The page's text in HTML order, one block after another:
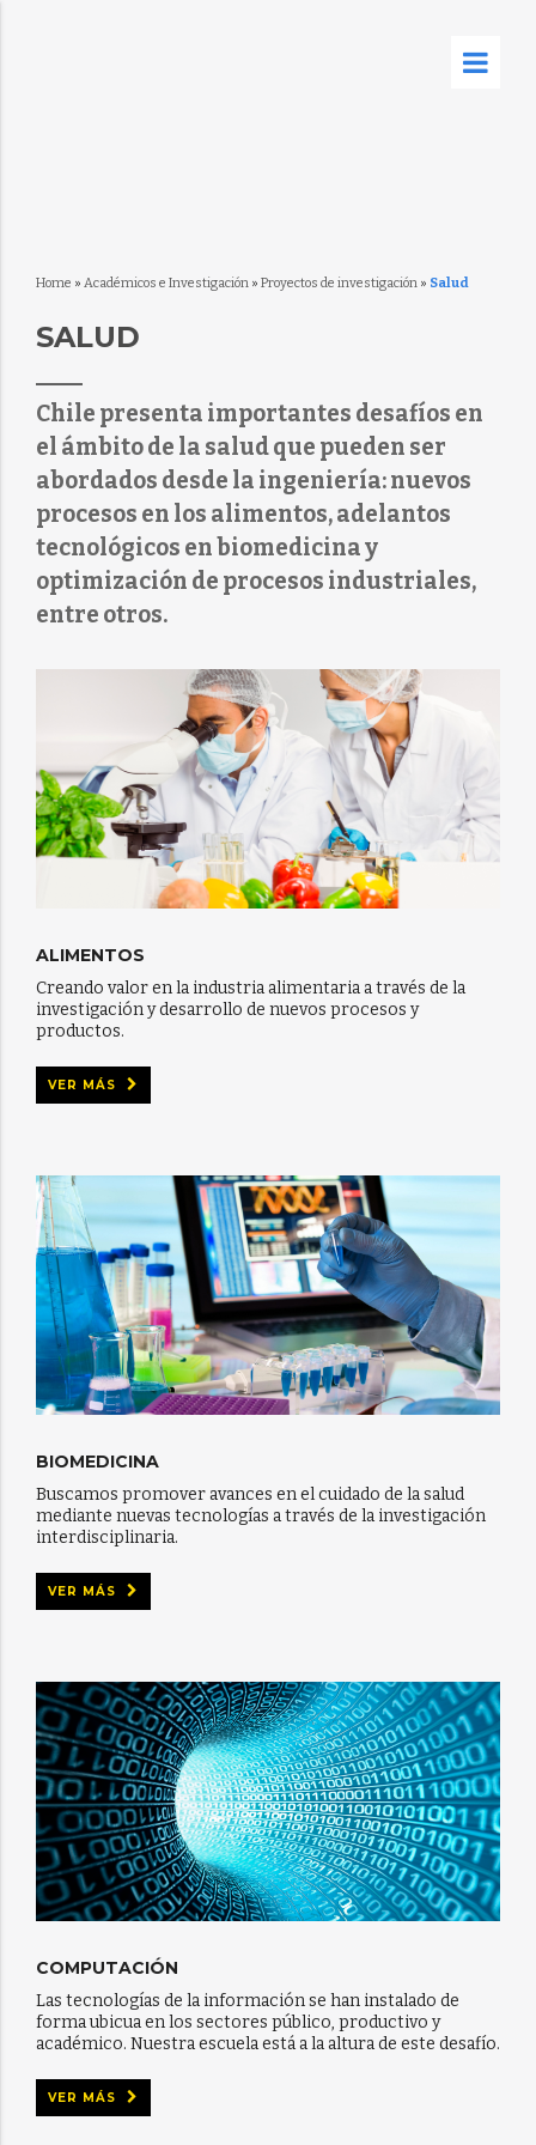
Home » Académicos e Investigación» Proyectos de investigación» Salud
SALUD
Chile presenta importantes desafíos en
el ámbito de la salud que pueden ser
abordados desde la ingeniería: nuevos
procesos en los alimentos, adelantos
tecnológicos en biomedicina y
optimización de procesos industriales,
entre otros.
ALIMENTOS
Creando valor en la industria alimentaria a través de la
investigación y desarrollo de nuevos procesos y
productos.
VER MÁS
BIOMEDICINA
Buscamos promover avances en el cuidado de la salud
mediante nuevas tecnologías a través de la investigación
interdisciplinaria.
VER MÁS
COMPUTACIÓN
Las tecnologías de la información se han instalado de
forma ubicua en los sectores público, productivo y
académico. Nuestra escuela está a la altura de este desafío.
VER MÁS